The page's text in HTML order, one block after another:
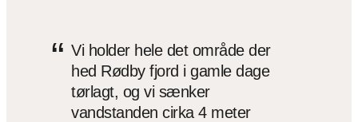
“ Vi holder hele det område der
hed Rødby fjord i gamle dage
tørlagt, og vi sænker
vandstanden cirka 4 meter